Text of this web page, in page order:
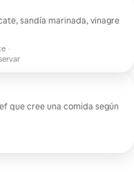
sandía marinada, vinagre
·
que cree una comida según